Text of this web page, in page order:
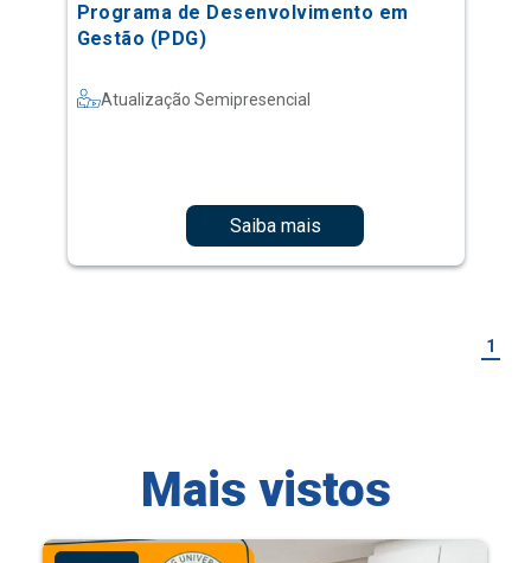
Programa de Desenvolvimento em
Gestão (PDG)
Atualização Semipresencial
Saiba mais
1
Mais vistos